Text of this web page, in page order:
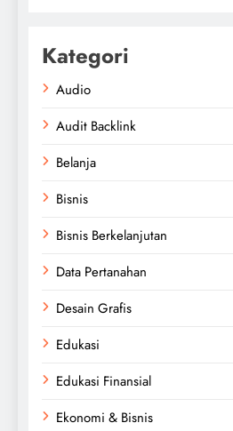
Kategori
Audio
Audit Backlink
Belanja
Bisnis
Bisnis Berkelanjutan
Data Pertanahan
Desain Grafis
Edukasi
Edukasi Finansial
Ekonomi & Bisnis